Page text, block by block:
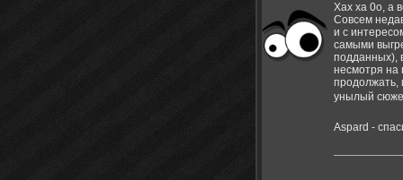
Хах ха 0о, а
Совсем
и с
самыми
подданных),
несмотря на
продолжать,
унылый
Aspard -